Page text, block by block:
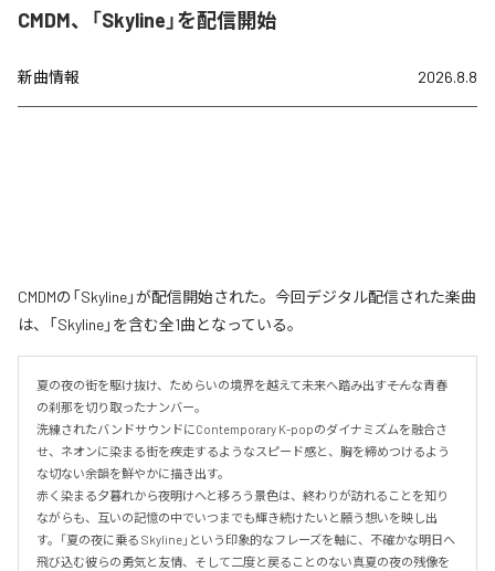
CMDM、「Skyline」を配信開始
新曲情報 2026.8.8
CMDMの「Skyline」が配信開始された。今回デジタル配信された楽曲
は、「Skyline」を含む全1曲となっている。
夏の夜の街を駆け抜け、ためらいの境界を越えて未来へ踏み出す――そんな青春
の刹那を切り取ったナンバー。
洗練されたバンドサウンドにContemporary K-popのダイナミズムを融合さ
せ、ネオンに染まる街を疾走するようなスピード感と、胸を締めつけるよう
な切ない余韻を鮮やかに描き出す。
赤く染まる夕暮れから夜明けへと移ろう景色は、終わりが訪れることを知り
ながらも、互いの記憶の中でいつまでも輝き続けたいと願う想いを映し出
す。「夏の夜に乗る Skyline」という印象的なフレーズを軸に、不確かな明日へ
飛び込む彼らの勇気と友情、そして二度と戻ることのない真夏の夜の残像を